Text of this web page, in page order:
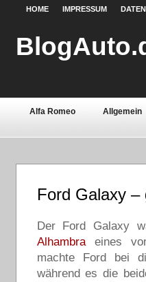
HOME IMPRESSUM
Alfa Romeo Allgemein
Chevrolet Chrysler
Lamborghini Lancia
Oldtimer Opel
Seat
Ford Galaxy –
Der Ford Galaxy
Alhambraeines von
machte Ford bei
während es die